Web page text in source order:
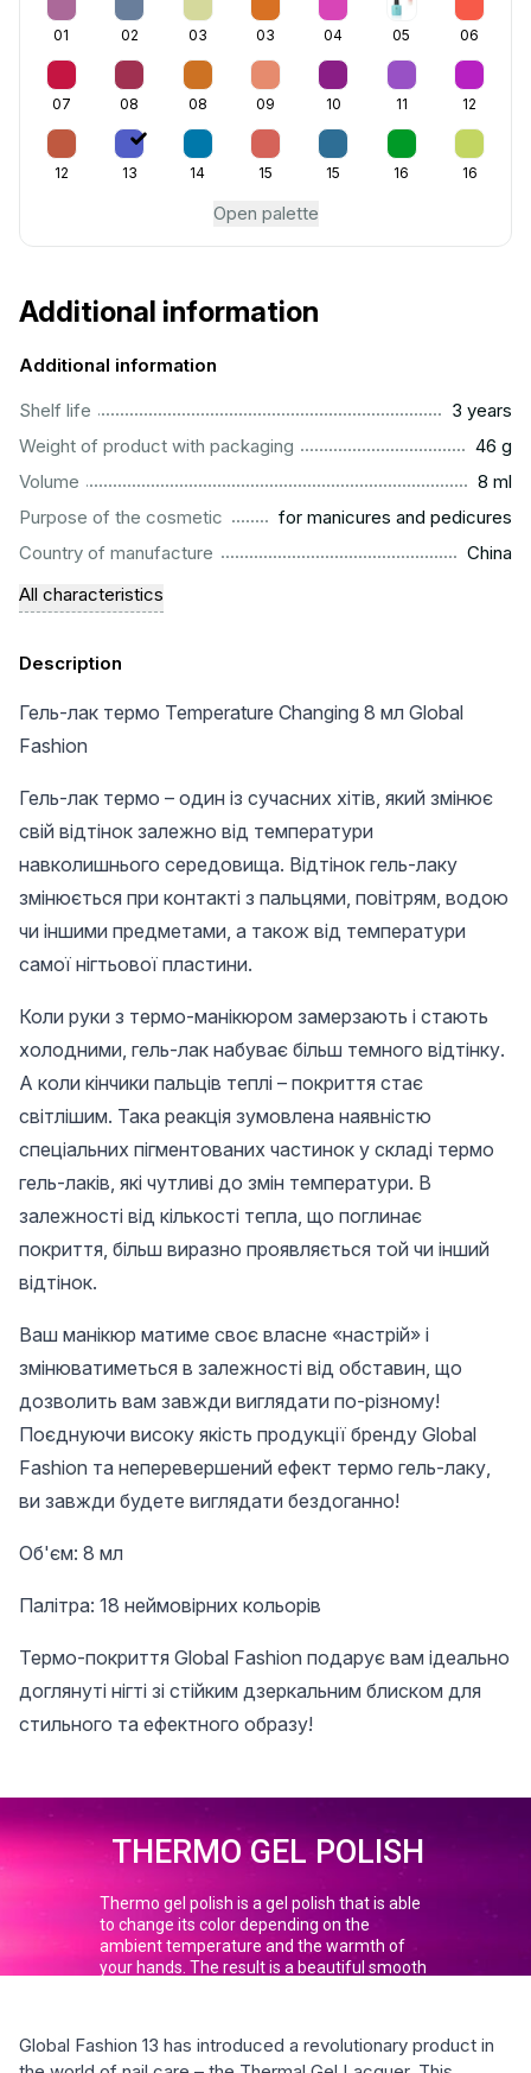
01 02 03 03 04 05 06
07 08 08 09 10 11 12
12 13 14 15 15 16 16
Open palette
Additional information
Additional information
Shelf life
3 years
Weight of product with packaging
46 g
Volume
8 ml
Purpose of the cosmetic
for manicures and pedicures
Country of manufacture
China
All characteristics
Description
Гель-лак термо Temperature Changing 8 мл Global
Fashion
Гель-лак термо – один із сучасних хітів, який змінює
свій відтінок залежно від температури
навколишнього середовища. Відтінок гель-лаку
змінюється при контакті з пальцями, повітрям, водою
чи іншими предметами, а також від температури
самої нігтьової пластини.
Коли руки з термо-манікюром замерзають і стають
холодними, гель-лак набуває більш темного відтінку.
А коли кінчики пальців теплі – покриття стає
світлішим. Така реакція зумовлена наявністю
спеціальних пігментованих частинок у складі термо
гель-лаків, які чутливі до змін температури. В
залежності від кількості тепла, що поглинає
покриття, більш виразно проявляється той чи інший
відтінок.
Ваш манікюр матиме своє власне «настрій» і
змінюватиметься в залежності від обставин, що
дозволить вам завжди виглядати по-різному!
Поєднуючи високу якість продукції бренду Global
Fashion та неперевершений ефект термо гель-лаку,
ви завжди будете виглядати бездоганно!
Об'єм: 8 мл
Палітра: 18 неймовірних кольорів
Термо-покриття Global Fashion подарує вам ідеально
доглянуті нігті зі стійким дзеркальним блиском для
стильного та ефектного образу!
Global Fashion 13 has introduced a revolutionary product in